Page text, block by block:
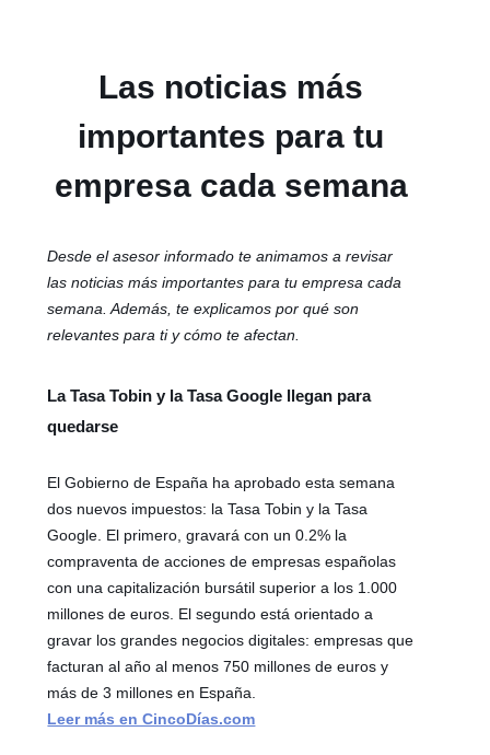
Las noticias más
importantes para tu
empresa cada semana
Desde el asesor informado te animamos a revisar
las noticias más importantes para tu empresa cada
semana. Además, te explicamos por qué son
relevantes para ti y cómo te afectan.
La Tasa Tobin y la Tasa Google llegan para
quedarse
El Gobierno de España ha aprobado esta semana
dos nuevos impuestos: la Tasa Tobin y la Tasa
Google. El primero, gravará con un 0.2% la
compraventa de acciones de empresas españolas
con una capitalización bursátil superior a los 1.000
millones de euros. El segundo está orientado a
gravar los grandes negocios digitales: empresas que
facturan al año al menos 750 millones de euros y
más de 3 millones en España.
Leer más en CincoDías.com